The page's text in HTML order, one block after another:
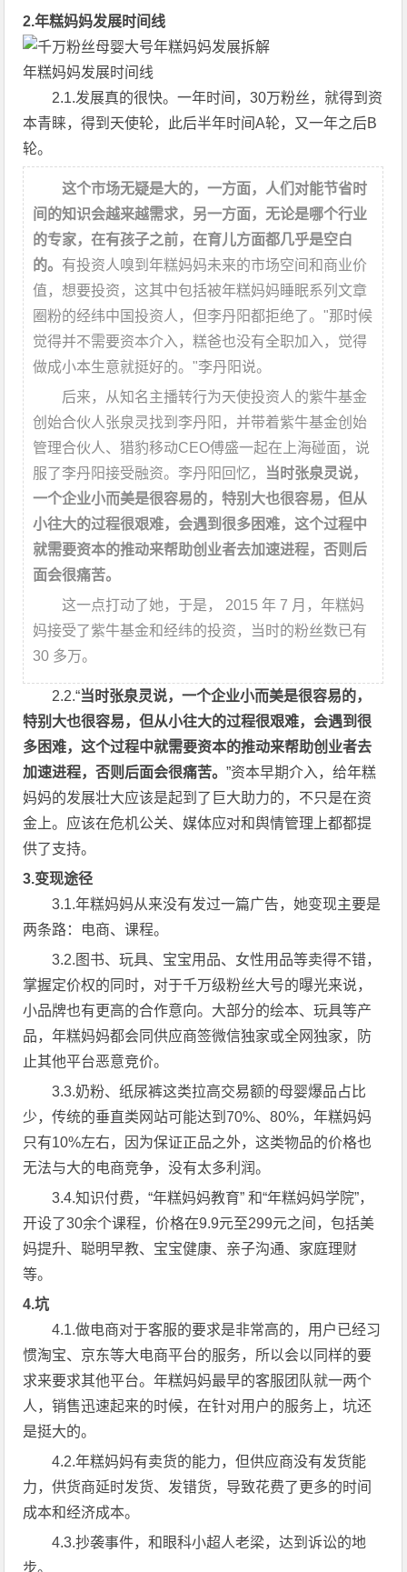
2.年糕妈妈发展时间线
年糕妈妈发展时间线
2.1.发展真的很快。一年时间，30万粉丝，就得到资
本青睐，得到天使轮，此后半年时间A轮，又一年之后B
轮。
这个市场无疑是大的，一方面，人们对能节省时
间的知识会越来越需求，另一方面，无论是哪个行业
的专家，在有孩子之前，在育儿方面都几乎是空白
的。 有投资人嗅到年糕妈妈未来的市场空间和商业价
值，想要投资，这其中包括被年糕妈妈睡眠系列文章
圈粉的经纬中国投资人，但李丹阳都拒绝了。"那时候
觉得并不需要资本介入，糕爸也没有全职加入，觉得
做成小本生意就挺好的。"李丹阳说。
后来，从知名主播转行为天使投资人的紫牛基金
创始合伙人张泉灵找到李丹阳，并带着紫牛基金创始
管理合伙人、猎豹移动CEO傅盛一起在上海碰面，说
服了李丹阳接受融资。李丹阳回忆， 当时张泉灵说，
一个企业小而美是很容易的，特别大也很容易，但从
小往大的过程很艰难，会遇到很多困难，这个过程中
就需要资本的推动来帮助创业者去加速进程，否则后
面会很痛苦。
这一点打动了她，于是， 2015 年 7 月，年糕妈
妈接受了紫牛基金和经纬的投资，当时的粉丝数已有
30 多万。
2.2.“当时张泉灵说，一个企业小而美是很容易的，
特别大也很容易，但从小往大的过程很艰难，会遇到很
多困难，这个过程中就需要资本的推动来帮助创业者去
加速进程，否则后面会很痛苦。”资本早期介入，给年糕
妈妈的发展壮大应该是起到了巨大助力的，不只是在资
金上。应该在危机公关、媒体应对和舆情管理上都都提
供了支持。
3.变现途径
3.1.年糕妈妈从来没有发过一篇广告，她变现主要是
两条路：电商、课程。
3.2.图书、玩具、宝宝用品、女性用品等卖得不错，
掌握定价权的同时，对于千万级粉丝大号的曝光来说，
小品牌也有更高的合作意向。大部分的绘本、玩具等产
品，年糕妈妈都会同供应商签微信独家或全网独家，防
止其他平台恶意竞价。
3.3.奶粉、纸尿裤这类拉高交易额的母婴爆品占比
少，传统的垂直类网站可能达到70%、80%，年糕妈妈
只有10%左右，因为保证正品之外，这类物品的价格也
无法与大的电商竞争，没有太多利润。
3.4.知识付费，“年糕妈妈教育” 和“年糕妈妈学院”，
开设了30余个课程，价格在9.9元至299元之间，包括美
妈提升、聪明早教、宝宝健康、亲子沟通、家庭理财
等。
4.坑
4.1.做电商对于客服的要求是非常高的，用户已经习
惯淘宝、京东等大电商平台的服务，所以会以同样的要
求来要求其他平台。年糕妈妈最早的客服团队就一两个
人，销售迅速起来的时候，在针对用户的服务上，坑还
是挺大的。
4.2.年糕妈妈有卖货的能力，但供应商没有发货能
力，供货商延时发货、发错货，导致花费了更多的时间
成本和经济成本。
4.3.抄袭事件，和眼科小超人老梁，达到诉讼的地
步。